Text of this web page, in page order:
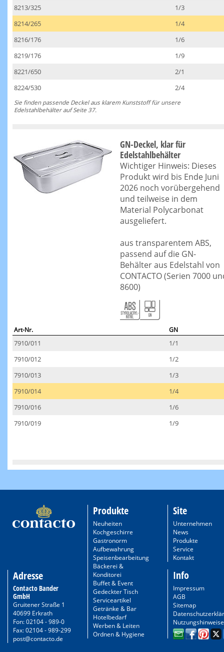
8213/325
1/3
8214/265
1/4
8216/176
1/6
8219/176
1/9
8221/650
2/1
8224/530
2/4
Sie finden passende Deckel aus klarem Kunststoff für unsere
Edelstahlbehälter auf Seite 37.
GN-Deckel, klar für
Edelstahlbehälter
Wichtiger Hinweis: Dieses
Produkt wird bis Ende Juni
2026 noch vorübergehend
und teilweise in dem
Material Polycarbonat
ausgeliefert.
aus transparentem ABS,
passend auf die GN-
Behälter aus Edelstahl von
CONTACTO (Serien 7000
8600)
Art-Nr. GN
7910/011
1/1
7910/012
1/2
7910/013
1/3
7910/014
1/4
7910/016
1/6
7910/019
1/9
Adresse
Contacto Bander
GmbH
Gruitener Straße 1
40699 Erkrath
Fon: 02104 - 989-0
Fax: 02104 - 989-299
post@contacto.de
Produkte
Neuheiten
Kochgeschirre
Gastronorm
Aufbewahrung
Speisenbearbeitung
Bäckerei &
Konditorei
Buffet & Event
Gedeckter Tisch
Serviceartikel
Getränke & Bar
Hotelbedarf
Werben & Leiten
Ordnen & Hygiene
Site
Unternehmen
News
Produkte
Service
Kontakt
Info
Impressum
AGB
Sitemap
Nutzungshinweise